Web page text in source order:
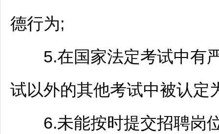
德行为;
5.在国家法定考试中有严
试以外的其他考试中被认定
6.未能按时提交招聘岗